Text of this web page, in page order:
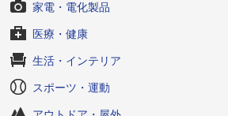
家電・電化製品
医療・健康
生活・インテリア
スポーツ・運動